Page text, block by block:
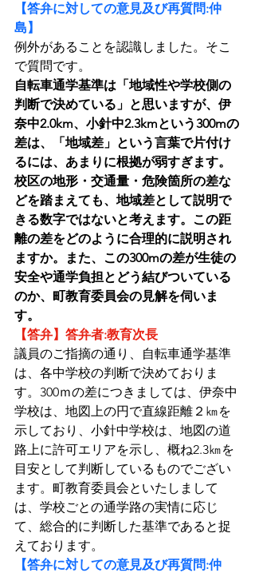
【答弁に対しての意見及び再質問:仲
島】
例外があることを認識しました。そこ
で質問です。
自転車通学基準は「地域性や学校側の
判断で決めている」と思いますが、伊
奈中2.0km、小針中2.3kmという300mの
差は、「地域差」という言葉で片付け
るには、あまりに根拠が弱すぎます。
校区の地形・交通量・危険箇所の差な
どを踏まえても、地域差として説明で
きる数字ではないと考えます。この距
離の差をどのように合理的に説明され
ますか。また、この300mの差が生徒の
安全や通学負担とどう結びついている
のか、町教育委員会の見解を伺いま
す。
【答弁】答弁者:教育次長
議員のご指摘の通り、自転車通学基準
は、各中学校の判断で決めておりま
す。300ｍの差につきましては、伊奈中
学校は、地図上の円で直線距離２㎞を
示しており、小針中学校は、地図の道
路上に許可エリアを示し、概ね2.3㎞を
目安として判断しているものでござい
ます。町教育委員会といたしまして
は、学校ごとの通学路の実情に応じ
て、総合的に判断した基準であると捉
えております。
【答弁に対しての意見及び再質問:仲